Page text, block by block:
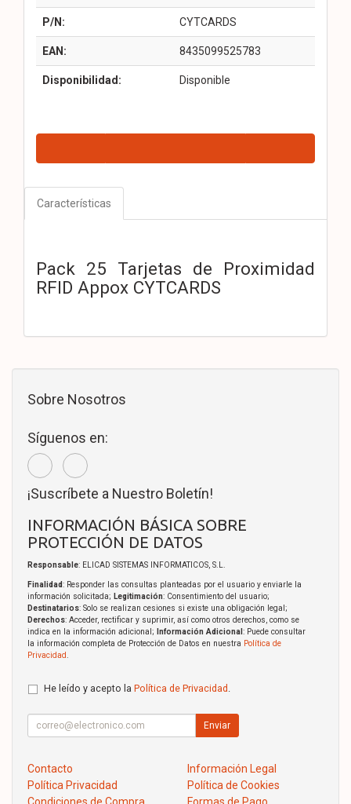
P/N: CYTCARDS
EAN: 8435099525783
Disponibilidad: Disponible
Características
Pack 25 Tarjetas de Proximidad
RFID Appox CYTCARDS
Sobre Nosotros
Síguenos en:
¡Suscríbete a Nuestro Boletín!
INFORMACIÓN BÁSICA SOBRE
PROTECCIÓN DE DATOS
Responsable: ELICAD SISTEMAS INFORMATICOS, S.L.
Finalidad: Responder las consultas planteadas por el usuario y enviarle la
información solicitada; Legitimación: Consentimiento del usuario;
Destinatarios: Solo se realizan cesiones si existe una obligación legal;
Derechos: Acceder, rectificar y suprimir, así como otros derechos, como se
indica en la información adicional;
Información Adicional : Puede consultar
la información completa de Protección de Datos en nuestra Política de
Privacidad
He leído y acepto la Política de Privacidad
Enviar
Contacto
Información Legal
Política Privacidad
Política de Cookies
Condiciones de Compra
Formas de Pago